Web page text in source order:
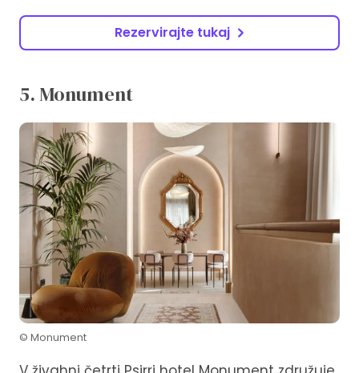
Rezervirajte tukaj
5. Monument
© Monument